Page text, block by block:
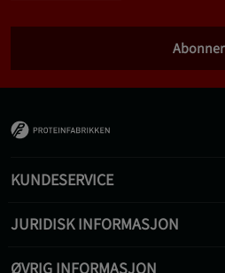
Abonner
KUNDESERVICE
JURIDISK INFORMASJON
ØVRIG INFORMASJON